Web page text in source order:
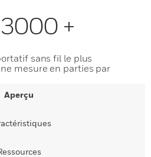
+
sans fil le plus
mesure en parties par
Aperçu